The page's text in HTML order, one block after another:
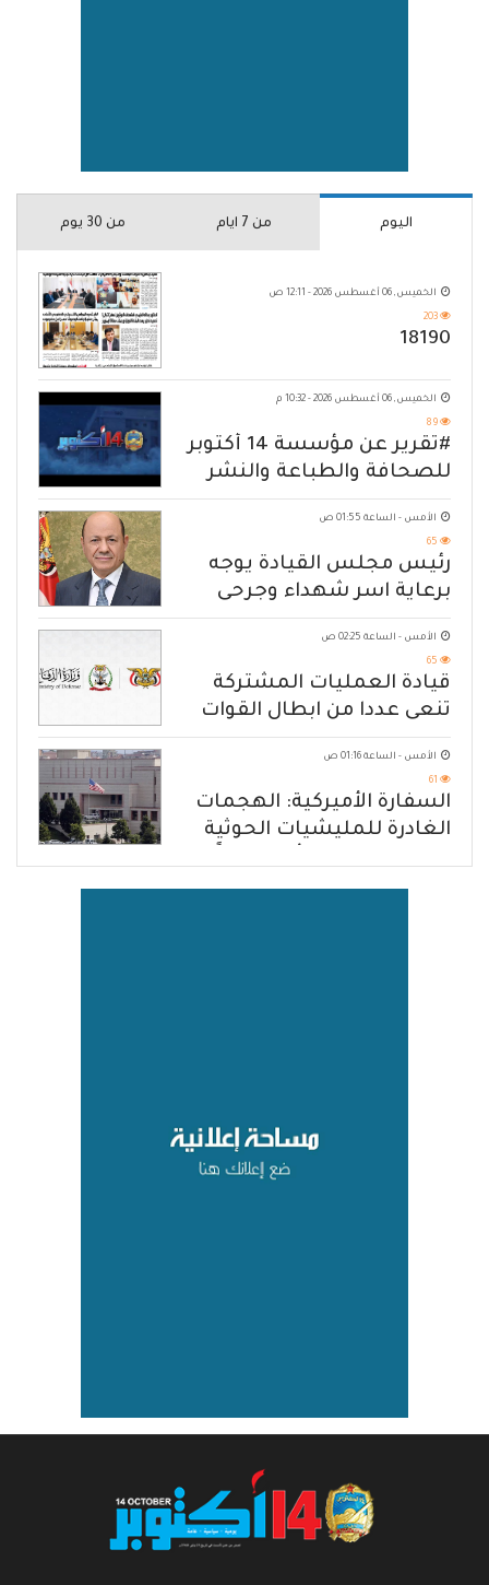
اليوم من 7 ايام من 30 يوم
الخميس, 06 أغسطس 2026 - 12:11 ص
203
18190
الخميس, 06 أغسطس 2026 - 10:32 م
89
#تقرير عن مؤسسة 14 أكتوبر
للصحافة والطباعة والنشر
الأمس - الساعة 01:55 ص
65
رئيس مجلس القيادة يوجه
برعاية اسر شهداء وجرحى
الهجوم الإرهابي الحوثي والرد
الحازم على مصدر التهديد
الأمس - الساعة 02:25 ص
65
قيادة العمليات المشتركة
تنعى عددا من ابطال القوات
المسلحة
الأمس - الساعة 01:16 ص
61
السفارة الأميركية: الهجمات
الغادرة للمليشيات الحوثية
بحق الشعب اليمني